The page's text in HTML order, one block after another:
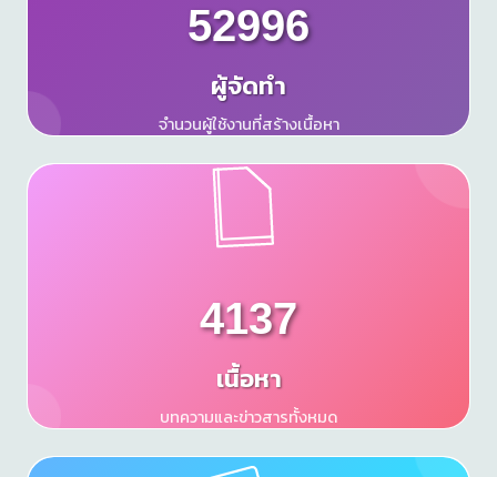
52996
ผู้จัดทำ
จำนวนผู้ใช้งานที่สร้างเนื้อหา
4137
เนื้อหา
บทความและข่าวสารทั้งหมด